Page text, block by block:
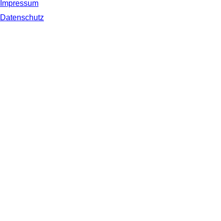
Impressum
Datenschutz